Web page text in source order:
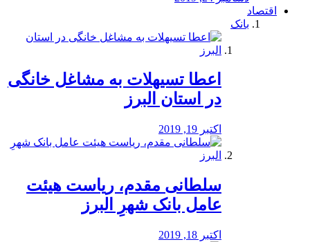
اقتصاد
بانک
️اعطا تسیهلات به مشاغل خانگی
در استان البرز
اکتبر 19, 2019
سلطانی مقدم، ریاست هیئت
عامل بانک شهرِ البرز
اکتبر 18, 2019